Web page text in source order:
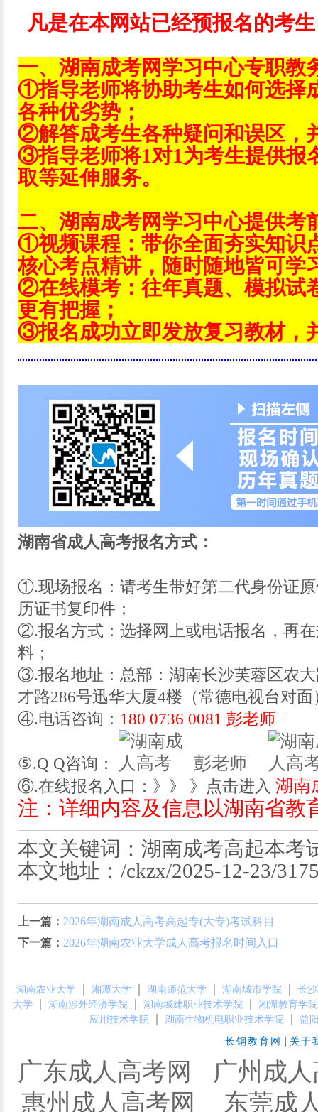
凡是在本网站已经预报名的考
一、湖南成考网学习中心专职教
①指导老师将协助考生如何选择
各种优劣势；
②解答成考生各种疑问和误区，
③指导老师将1对1为考生提供报
取等延伸服务。
二、湖南成考网学习中心提供考
①视频课程：带你全面夯实知识
核心考点精讲，随时随地皆可学
②在线模考：往年真题、模拟试
更有把握；
③报名成功立即发放复习教材，
湖南省成人高考报名方式：
①.现场报名：请考生带好第二代身份证
历证书复印件；
②.报名方式：选择网上或电话报名，再
料；
③.报名地址：总部：湖南长沙芙蓉区农
才路286号迅华大厦4楼（常德电视台对面
④.电话咨询： 180 0736 0081 彭老师
⑤.Q Q咨询： 彭老师
⑥.在线报名入口：》》 》点击进入 湖南
注：详细内容及信息以湖南省教
本文关键词：湖南成考高起本考
本文地址：/ckzx/2025-12-23/
上一篇： 2026年湖南成人高考高起专(大专)考试科目
下一篇： 2026年湖南农业大学成人高考报名时间入口
湖南农业大学 湘潭大学 湖南师范大学 湖南城市学院
长
大学
湖南涉外经济学院 湖南城建职业技术学院
湘潭教育学院
应用技术学院
湖南生物机电职业技术学院 益
长钢教育网 | 关于
广东成人高考网
广州成
惠州成人高考网
东莞成